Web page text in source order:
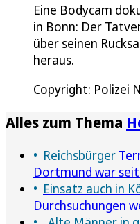
Eine Bodycam
in Bonn: Der
über seinen
heraus.
Copyright: Polizei
Alles zum Thema
Reichsbürger
Dortmund war
Einsatz auch in
Durchsuchungen